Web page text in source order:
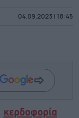
04.09.2023 | 18:45
κερδοφορία